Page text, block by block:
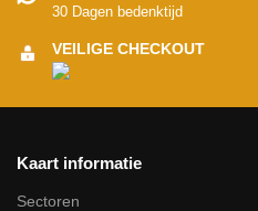
30 Dagen bedenktijd
VEILIGE CHECKOUT
Kaart informatie
Sectoren